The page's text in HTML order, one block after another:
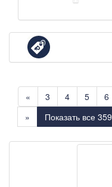
« 3 4 5 6
»
Показать все 359